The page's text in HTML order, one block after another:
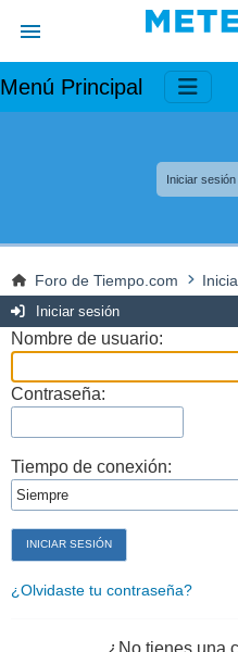
Menú Principal
Iniciar sesión
Foro de Tiempo.com
Iniciar sesión
Nombre de usuario:
Contraseña:
Tiempo de conexión:
¿Olvidaste tu contraseña?
¿No tienes una